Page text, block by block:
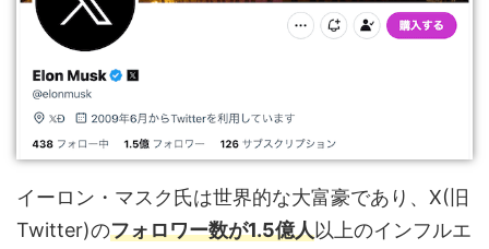
イーロン・マスク氏は世界的な大富豪であり、X(旧
Twitter)のフォロワー数が1.5億人以上のインフルエ